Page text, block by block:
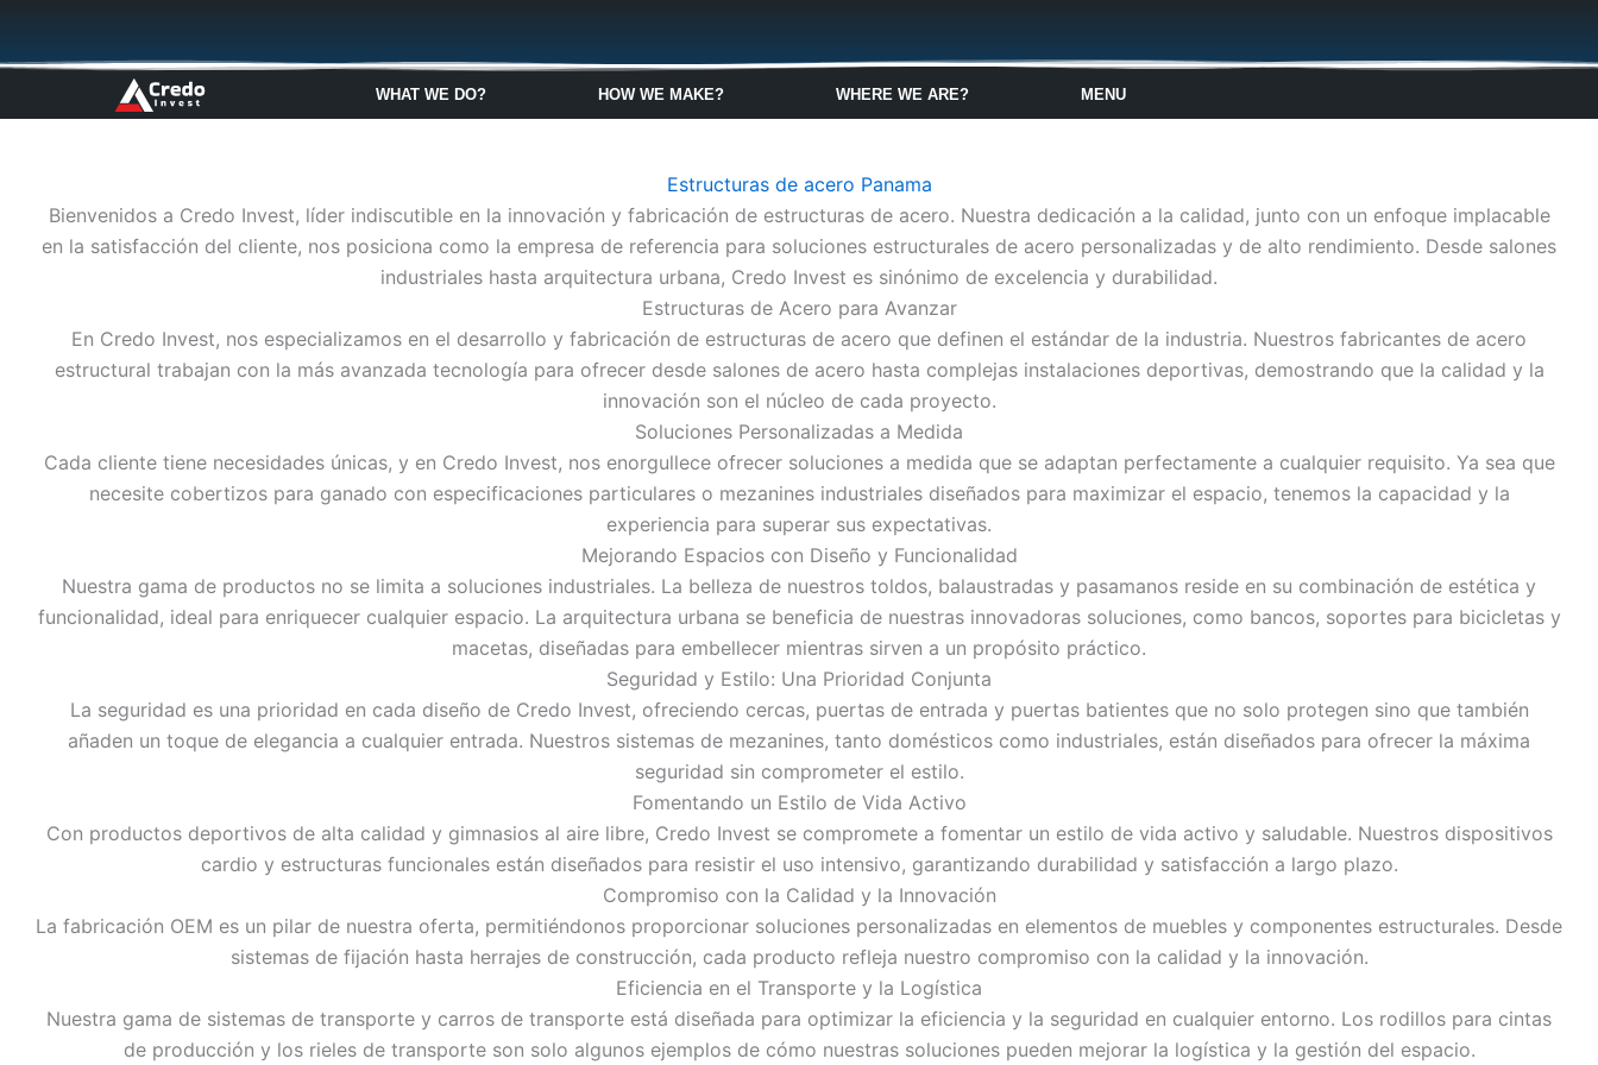
content
WHAT WE DO? HOW WE MAKE? WHERE WE ARE? MENU
Estructuras de acero Panama
Bienvenidos a Credo Invest, líder indiscutible en la innovación y fabricación de estructuras de acero. Nuestra dedicación a la calidad, junto con un enfoque implacable
en la satisfacción del cliente, nos posiciona como la empresa de referencia para soluciones estructurales de acero personalizadas y de alto rendimiento. Desde salones
industriales hasta arquitectura urbana, Credo Invest es sinónimo de excelencia y durabilidad.
Estructuras de Acero para Avanzar
En Credo Invest, nos especializamos en el desarrollo y fabricación de estructuras de acero que definen el estándar de la industria. Nuestros fabricantes de acero
estructural trabajan con la más avanzada tecnología para ofrecer desde salones de acero hasta complejas instalaciones deportivas, demostrando que la calidad y la
innovación son el núcleo de cada proyecto.
Soluciones Personalizadas a Medida
Cada cliente tiene necesidades únicas, y en Credo Invest, nos enorgullece ofrecer soluciones a medida que se adaptan perfectamente a cualquier requisito. Ya sea que
necesite cobertizos para ganado con especificaciones particulares o mezanines industriales diseñados para maximizar el espacio, tenemos la capacidad y la
experiencia para superar sus expectativas.
Mejorando Espacios con Diseño y Funcionalidad
Nuestra gama de productos no se limita a soluciones industriales. La belleza de nuestros toldos, balaustradas y pasamanos reside en su combinación de estética y
funcionalidad, ideal para enriquecer cualquier espacio. La arquitectura urbana se beneficia de nuestras innovadoras soluciones, como bancos, soportes para bicicletas y
macetas, diseñadas para embellecer mientras sirven a un propósito práctico.
Seguridad y Estilo: Una Prioridad Conjunta
La seguridad es una prioridad en cada diseño de Credo Invest, ofreciendo cercas, puertas de entrada y puertas batientes que no solo protegen sino que también
añaden un toque de elegancia a cualquier entrada. Nuestros sistemas de mezanines, tanto domésticos como industriales, están diseñados para ofrecer la máxima
seguridad sin comprometer el estilo.
Fomentando un Estilo de Vida Activo
Con productos deportivos de alta calidad y gimnasios al aire libre, Credo Invest se compromete a fomentar un estilo de vida activo y saludable. Nuestros dispositivos
cardio y estructuras funcionales están diseñados para resistir el uso intensivo, garantizando durabilidad y satisfacción a largo plazo.
Compromiso con la Calidad y la Innovación
La fabricación OEM es un pilar de nuestra oferta, permitiéndonos proporcionar soluciones personalizadas en elementos de muebles y componentes estructurales. Desde
sistemas de fijación hasta herrajes de construcción, cada producto refleja nuestro compromiso con la calidad y la innovación.
Eficiencia en el Transporte y la Logística
Nuestra gama de sistemas de transporte y carros de transporte está diseñada para optimizar la eficiencia y la seguridad en cualquier entorno. Los rodillos para cintas
de producción y los rieles de transporte son solo algunos ejemplos de cómo nuestras soluciones pueden mejorar la logística y la gestión del espacio.